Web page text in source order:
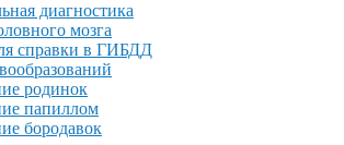
диагностика
мозга
справки в ГИБДД
родинок
папиллом
бородавок